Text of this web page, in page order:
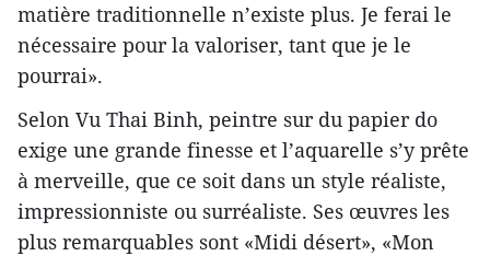
matière traditionnelle n’existe plus. Je ferai le
nécessaire pour la valoriser, tant que je le
pourrai».
Selon Vu Thai Binh, peintre sur du papier do
exige une grande finesse et l’aquarelle s’y prête
à merveille, que ce soit dans un style réaliste,
impressionniste ou surréaliste. Ses œuvres les
plus remarquables sont «Midi désert», «Mon